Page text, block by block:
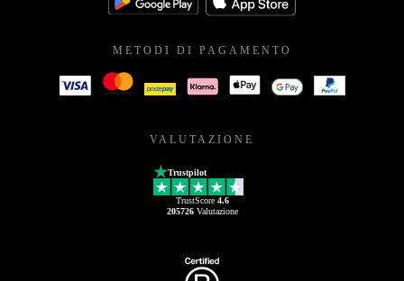
METODI DI PAGAMENTO
VALUTAZIONE
Trustpilot
TrustScore 4.6
205726Valutazione